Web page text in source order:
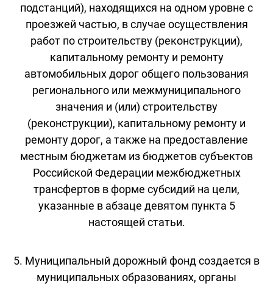
подстанций), находящихся на одном уровне с
проезжей частью, в случае осуществления
работ по строительству (реконструкции),
капитальному ремонту и ремонту
автомобильных дорог общего пользования
регионального или межмуниципального
значения и (или) строительству
(реконструкции), капитальному ремонту и
ремонту дорог, а также на предоставление
местным бюджетам из бюджетов субъектов
Российской Федерации межбюджетных
трансфертов в форме субсидий на цели,
указанные в абзаце девятом пункта 5
настоящей статьи.
5. Муниципальный дорожный фонд создается в
муниципальных образованиях, органы